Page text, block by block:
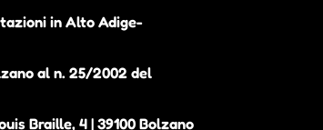
in Alto Adige-
al n. 25/2002 del
Braille, 4 | 39100 Bolzano